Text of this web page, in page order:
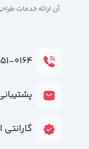
آن ارائه خدمات
۰۹۳۶-۲۵۱-